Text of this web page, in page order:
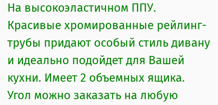
На высокоэластичном ППУ.
Красивые хромированные рейлинг-
трубы придают особый стиль дивану
и идеально подойдет для Вашей
кухни. Имеет 2 объемных ящика.
Угол можно заказать на любую